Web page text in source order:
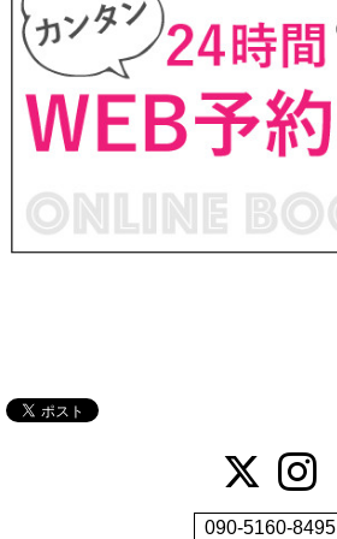
090-5160-8495